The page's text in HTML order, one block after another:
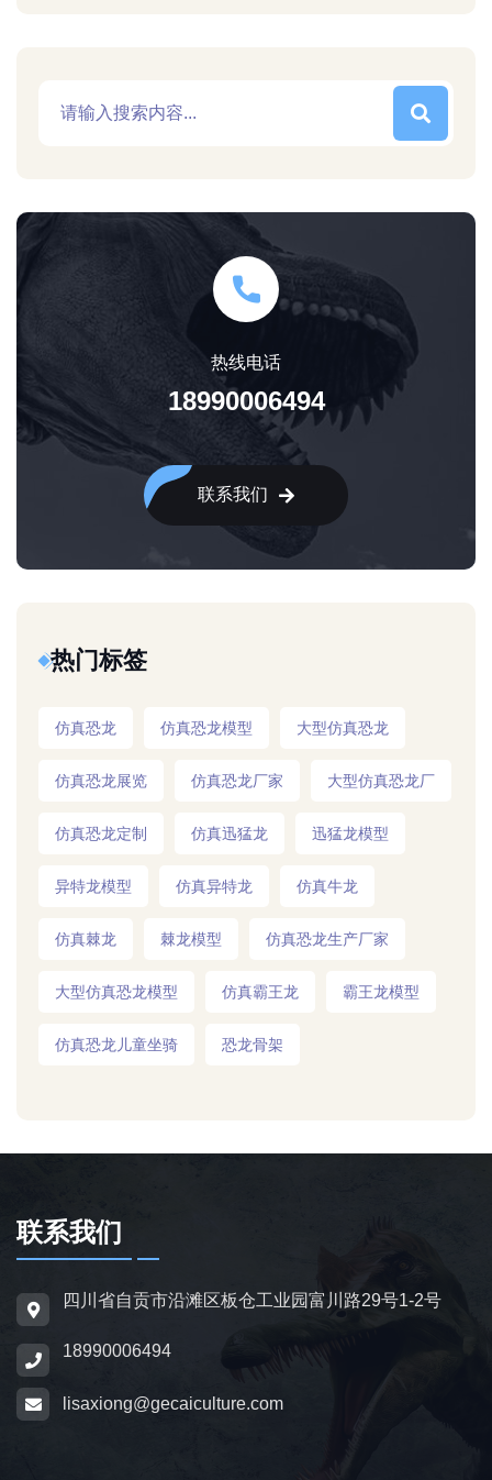
热线电话
18990006494
联系我们
热门标签
仿真恐龙 仿真恐龙模型 大型仿真恐龙
仿真恐龙展览 仿真恐龙厂家 大型仿真恐龙厂
仿真恐龙定制 仿真迅猛龙 迅猛龙模型
异特龙模型 仿真异特龙 仿真牛龙
仿真棘龙 棘龙模型 仿真恐龙生产厂家
大型仿真恐龙模型 仿真霸王龙 霸王龙模型
仿真恐龙儿童坐骑 恐龙骨架
联系我们
四川省自贡市沿滩区板仓工业园富川路29号1-2号
18990006494
lisaxiong@gecaiculture.com